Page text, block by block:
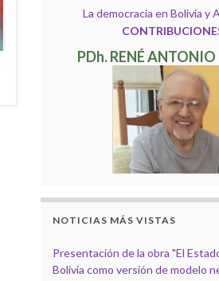
La democracia en Bolivia y
PDh. RENÉ
NOTICIAS MÁS VISTAS
Presentación de la obra "El
Bolivia como versión de modelo